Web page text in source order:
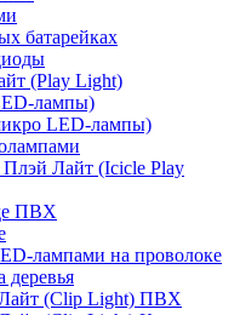
батарейках
(Play Light)
лампы)
LED-лампы)
Лайт (Icicle Play
ПВХ
лампами на проволоке
(Clip Light) ПВХ